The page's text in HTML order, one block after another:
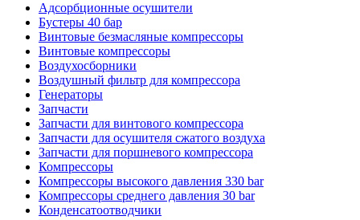
Адсорбционные осушители
Бустеры 40 бар
Винтовые безмасляные компрессоры
Винтовые компрессоры
Воздухосборники
Воздушный фильтр для компрессора
Генераторы
Запчасти
Запчасти для винтового компрессора
Запчасти для осушителя сжатого воздуха
Запчасти для поршневого компрессора
Компрессоры
Компрессоры высокого давления 330 bar
Компрессоры среднего давления 30 bar
Конденсатоотводчики